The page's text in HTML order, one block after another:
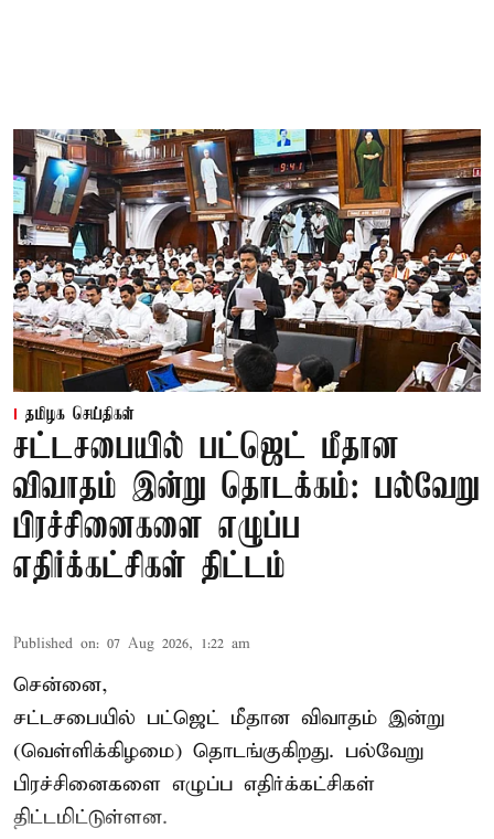
தமிழக செய்திகள்
சட்டசபையில் பட்ஜெட் மீதான
விவாதம் இன்று தொடக்கம்: பல்வேறு
பிரச்சினைகளை எழுப்ப
எதிர்க்கட்சிகள் திட்டம்
Published on: 07 Aug 2026, 1:22 am
சென்னை,
சட்டசபையில் பட்ஜெட் மீதான விவாதம் இன்று
(வெள்ளிக்கிழமை) தொடங்குகிறது. பல்வேறு
பிரச்சினைகளை எழுப்ப எதிர்க்கட்சிகள்
திட்டமிட்டுள்ளன.